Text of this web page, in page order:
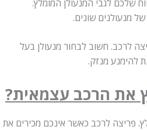
לגבי המנעולן המומלץ.
שונים.
חשוב לבחור מנעולן בעל
מנזק.
הרכב עצמאית?
לרכב כאשר אינכם מכירים את